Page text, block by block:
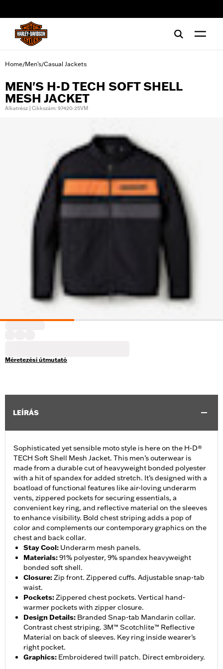
Home/Men's/Casual Jackets
MEN'S H-D TECH SOFT SHELL
MESH JACKET
Alkatrész | Cikkszám: 97420-25VM
Méretezési útmutató
LEÍRÁS
Sophisticated yet sensible moto style is here on the H-D®
TECH Soft Shell Mesh Jacket. This men’s outerwear is
made from a durable cut of heavyweight bonded polyester
with a hit of spandex for added stretch. It’s designed with a
boatload of functional features like air-loving underarm
vents, zippered pockets for securing essentials, a
convenient key ring, and reflective material on the sleeves
to enhance visibility. Bold chest striping adds a pop of
color and complements our contemporary graphics on the
chest and back collar.
Stay Cool: Underarm mesh panels.
Materials:91% polyester, 9% spandex heavyweight
bonded soft shell.
Closure:Zip front. Zippered cuffs. Adjustable snap-tab
waist.
Pockets:Zippered chest pockets. Vertical hand-
warmer pockets with zipper closure.
Design Details: Branded Snap-tab Mandarin collar.
Contrast chest striping. 3M™ Scotchlite™ Reflective
Material on back of sleeves. Key ring inside wearer’s
right pocket.
Graphics: Embroidered twill patch. Direct embroidery.